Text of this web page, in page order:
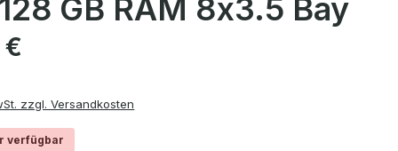
GB RAM 8x3.5 Bay
€
zzgl. Versandkosten
verfügbar